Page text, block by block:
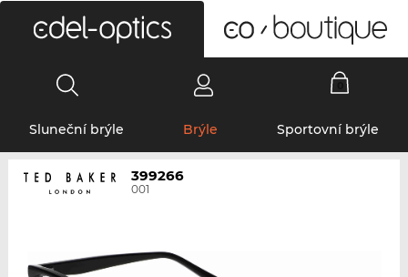
Sluneční brýle Brýle Sportovní brýle
399266
001